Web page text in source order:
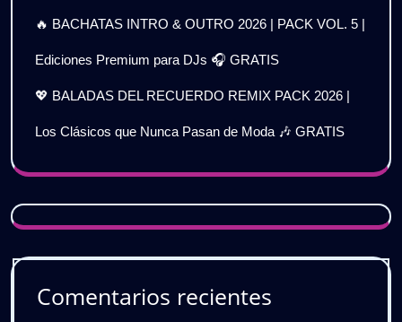
🔥 BACHATAS INTRO & OUTRO 2026 | PACK VOL. 5 |
Ediciones Premium para DJs 🎧 GRATIS
💖 BALADAS DEL RECUERDO REMIX PACK 2026 |
Los Clásicos que Nunca Pasan de Moda 🎶 GRATIS
Comentarios recientes